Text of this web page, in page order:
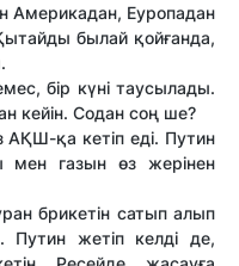
Америкадан, Еуропадан
былай қойғанда,
бір күні таусылады.
кейін. Содан соң ше?
АҚШ-қа кетіп еді. Путин
мен газын өз жерінен
брикетін сатып алып
жетіп келді де,